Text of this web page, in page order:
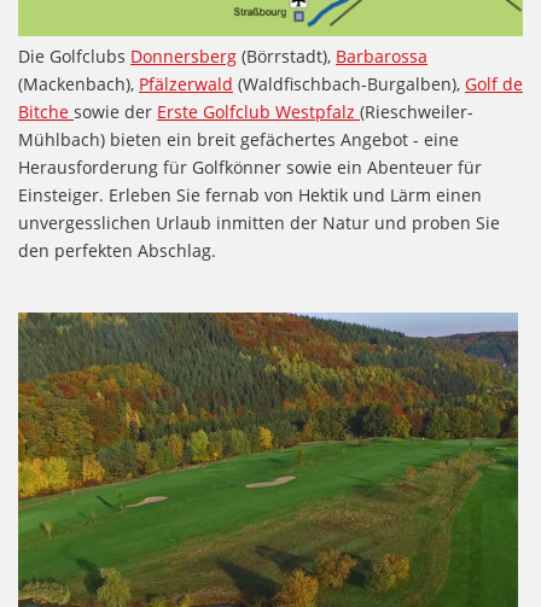
Die Golfclubs Donnersberg (Börrstadt), Barbarossa
(Mackenbach), Pfälzerwald (Waldfischbach-Burgalben), Golf de
Bitche sowie der Erste Golfclub Westpfalz (Rieschweiler-
Mühlbach) bieten ein breit gefächertes Angebot - eine
Herausforderung für Golfkönner sowie ein Abenteuer für
Einsteiger. Erleben Sie fernab von Hektik und Lärm einen
unvergesslichen Urlaub inmitten der Natur und proben Sie
den perfekten Abschlag.